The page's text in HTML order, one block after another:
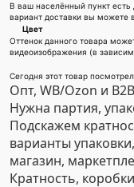
В ваш населённый пункт
вариант доставки вы можете
Цвет
Оттенок данного товара
видеоизображения (в
Сегодня этот товар
Опт, WB/Ozon и B2B
Нужна партия,
Подскажем
варианты
магазин,
Кратность,